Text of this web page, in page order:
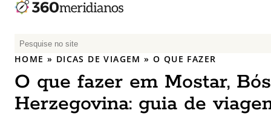
P
e
q
u
i
HOME » DICAS DE VIAGEM »O QUE FAZER
O que fazer em Mostar,
Herzegovina: guia de